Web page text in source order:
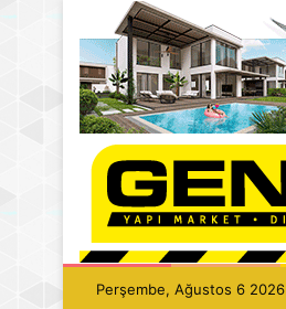
Perşembe, Ağustos 6 2026